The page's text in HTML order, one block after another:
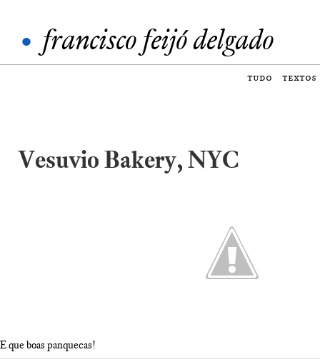
• francisco feijó delgado
tudo textos
Vesuvio Bakery, NYC
E que boas panquecas!